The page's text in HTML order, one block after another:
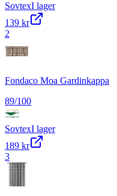
SovtexI lager
139 kr
2
Fondaco Moa Gardinkappa
89/100
SovtexI lager
189 kr
3